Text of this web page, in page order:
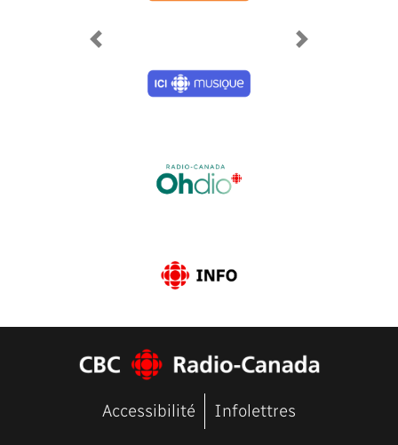
Previous Next
Accessibilité Infolettres